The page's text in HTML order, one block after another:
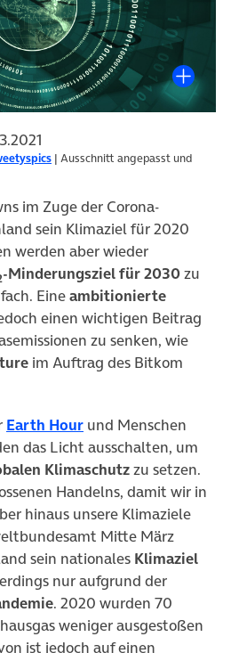
| Ausschnitt angepasst und
im Zuge der Corona-
sein Klimaziel für 2020
Tab)
werden aber wieder
-Minderungsziel für 2030zu
Eineambitionierte
einen wichtigen Beitrag
zu senken, wie
Tab)
im Auftrag des Bitkom
Earth Hour(öffnet in neuem Tab)
und Menschen
das Licht ausschalten, um
Klimaschutzzu setzen.
Handelns, damit wir in
hinaus unsere Klimaziele
Mitte März
sein nationales Klimaziel
nur aufgrund der
. 2020 wurden 70
weniger ausgestoßen
ist jedoch auf einen